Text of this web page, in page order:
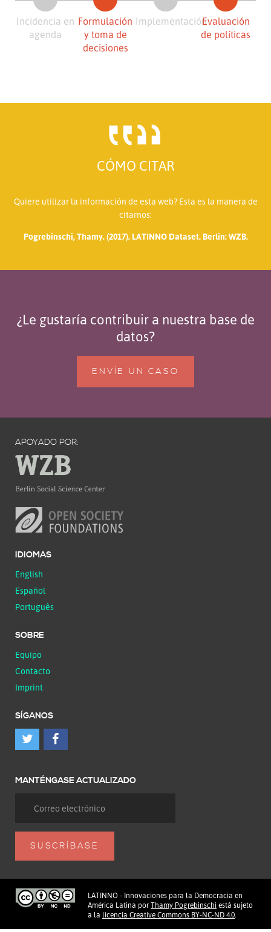
Incidencia en
agenda
Formulación
y toma de
decisiones
ImplementaciónEvaluación
de políticas
CÓMO CITAR
Quiere utilizar la información de esta web? Esta es la manera de
citarnos:
Pogrebinschi, Thamy. (2017). LATINNO Dataset. Berlin: WZB.
¿Le gustaría contribuir a nuestra base de
datos?
ENVÍE UN CASO
APOYADO POR:
IDIOMAS
English
Español
Português
SOBRE
Equipo
Contacto
Imprint
SÍGANOS
MANTÉNGASE ACTUALIZADO
LATINNO - Innovaciones para la Democracia en
América Latina por Thamy Pogrebinschi está sujeto
a la licencia Creative Commons BY-NC-ND 4.0.